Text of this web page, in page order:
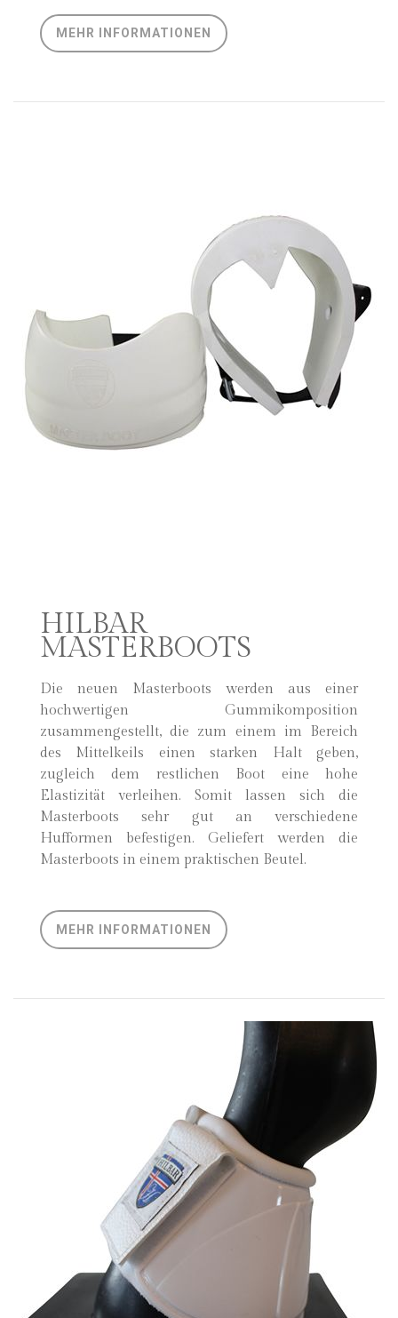
MEHR INFORMATIONEN
HILBAR
MASTERBOOTS
Die neuen Masterboots werden aus einer
hochwertigen Gummikomposition
zusammengestellt, die zum einem im Bereich
des Mittelkeils einen starken Halt geben,
zugleich dem restlichen Boot eine hohe
Elastizität verleihen. Somit lassen sich die
Masterboots sehr gut an verschiedene
Hufformen befestigen. Geliefert werden die
Masterboots in einem praktischen Beutel.
MEHR INFORMATIONEN